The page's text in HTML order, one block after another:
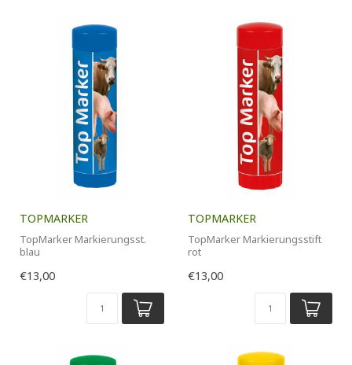
TOPMARKER
TopMarker Markierungsst.
blau
€13,00
TOPMARKER
TopMarker Markierungsstift
rot
€13,00